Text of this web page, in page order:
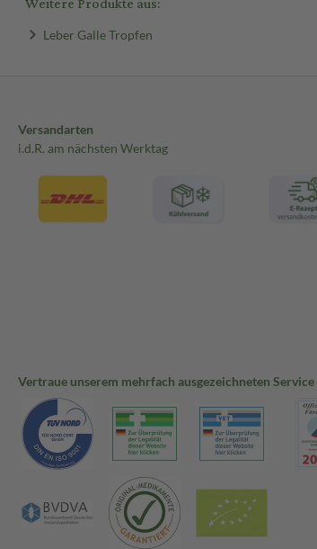
Leber Galle Tropfen
Versandarten
i.d.R. am nächsten Werktag
Vertraue unserem mehrfach ausgezeichneten Service